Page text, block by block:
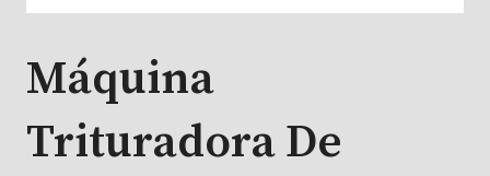
Máquina
Trituradora De